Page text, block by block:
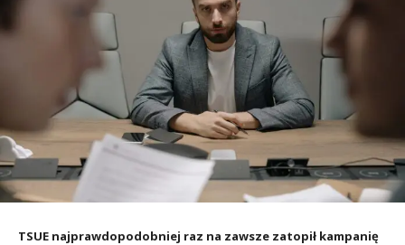
TSUE najprawdopodobniej raz na zawsze zatopił kampanię